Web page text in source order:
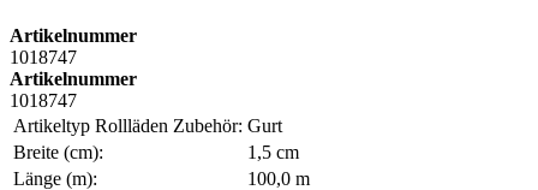
Artikelnummer
1018747
Artikelnummer
1018747
Artikeltyp Rollläden Zubehör: Gurt
Breite (cm):
1,5 cm
Länge (m):
100,0 m